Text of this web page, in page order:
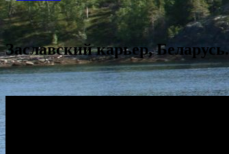
Заславский карьер, Беларусь.